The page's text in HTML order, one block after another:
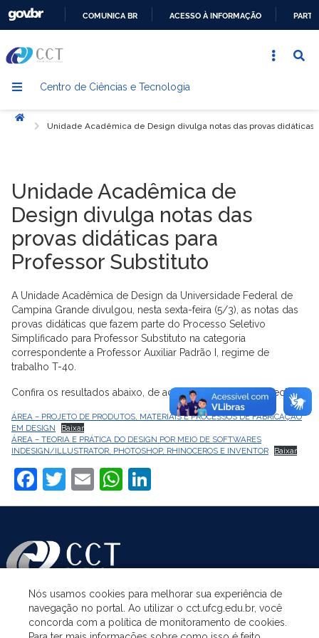
CONTEÚDO
COMUNICA BR ACESSO À INFORMAÇÃO
Centro de Ciências e Tecnologia
Início
Unidade Acadêmica de Design divulga notas das provas didáticas
Unidade Acadêmica de
Design divulga notas das
provas didáticas para
Professor Substituto
A Unidade Acadêmica de Design da Universidade Federal de
Campina Grande divulgou, nesta sexta-feira (5/3), as notas das
provas didáticas que fazem parte do Processo Seletivo
Simplificado para Professor Substituto na categoria
correspondente a Professor Auxiliar Padrão I, regime de
trabalho T-40.
Confira os resultados abaixo, de acordo com a área respectiva:
ÁREA – PROJETO DE PRODUTOS, MATERIAIS E PROCESSOS DE FABRICAÇÃO
EM DESIGN
Baixar
ÁREA – TEORIA E PRÁTICA DO DESIGN POR MEIO DE SOFTWARES
INDESIGN/ILLUSTRATOR, PHOTOSHOP, RHINOCEROS E INVENTOR
Baixar
Facebook
Twitter
EmailWhatsApp
ASSUNTOS
Nós usamos cookies para melhorar sua experiência de
navegação no portal. Ao utilizar o cct.ufcg.edu.br, você
concorda com a política de monitoramento de cookies.